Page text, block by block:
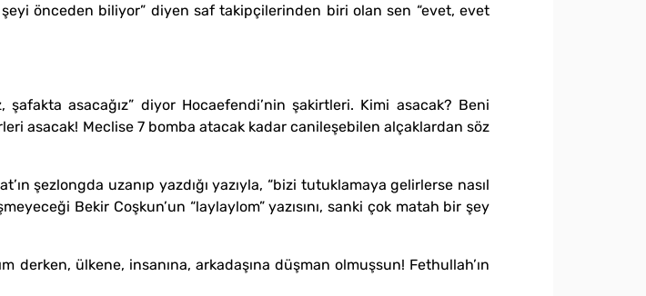
önceden biliyor” diyen saf takipçilerinden biri olan sen “evet, evet
şafakta asacağız” diyor Hocaefendi’nin şakirtleri. Kimi asacak? Beni
asacak! Meclise 7 bomba atacak kadar canileşebilen alçaklardan söz
şezlongda uzanıp yazdığı yazıyla, “bizi tutuklamaya gelirlerse nasıl
Bekir Coşkun’un “laylaylom” yazısını, sanki çok matah bir şey
ülkene, insanına, arkadaşına düşman olmuşsun! Fethullah’ın